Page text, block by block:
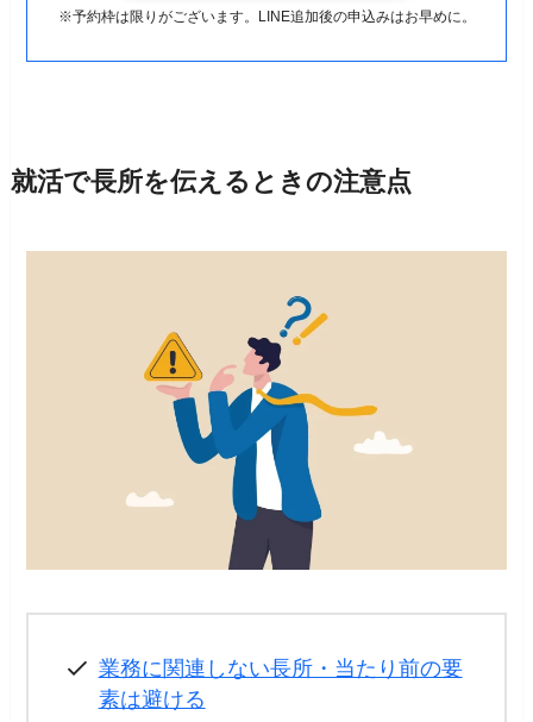
※予約枠は限りがございます。LINE追加後の申込みはお早めに。
就活で長所を伝えるときの注意点
業務に関連しない長所・当たり前の要
素は避ける